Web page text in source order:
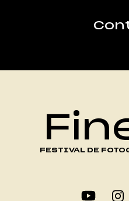
FESTIVAL DE